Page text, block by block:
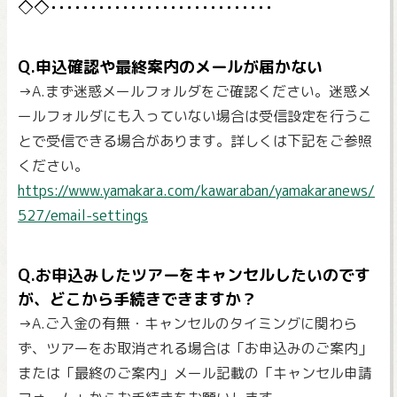
Q.申込確認や最終案内のメールが届かない
→A.まず迷惑メールフォルダをご確認ください。迷惑メ
ールフォルダにも入っていない場合は受信設定を行うこ
とで受信できる場合があります。詳しくは下記をご参照
ください。
https://www.yamakara.com/kawaraban/yamakaranews/
527/email-settings
Q.お申込みしたツアーをキャンセルしたいのです
が、どこから手続きできますか？
→A.ご入金の有無・キャンセルのタイミングに関わら
ず、ツアーをお取消される場合は「お申込みのご案内」
または「最終のご案内」メール記載の「キャンセル申請